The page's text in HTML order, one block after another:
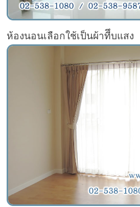
ห้องนอนเลือกใช้เป็นผ้าทีึบแสง